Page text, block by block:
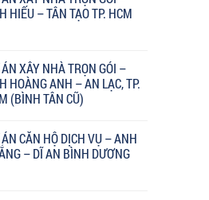
HIẾU – TÂN TẠO TP. HCM
XÂY NHÀ TRỌN GÓI –
HOÀNG ANH – AN LẠC, TP.
(BÌNH TÂN CŨ)
CĂN HỘ DỊCH VỤ – ANH
– DĨ AN BÌNH DƯƠNG